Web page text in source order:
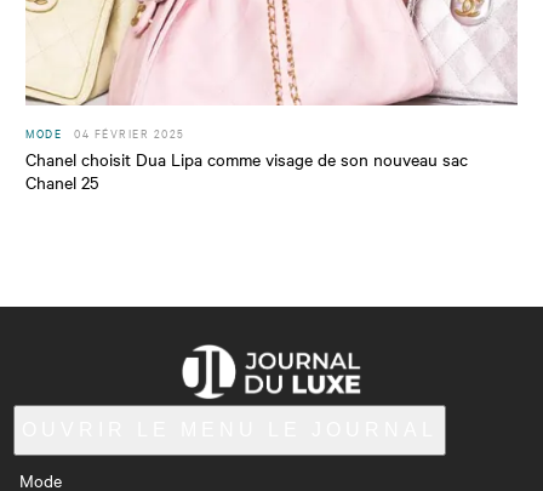
MODE 04 FÉVRIER 2025
Chanel choisit Dua Lipa comme visage de son nouveau sac
Chanel 25
Mode